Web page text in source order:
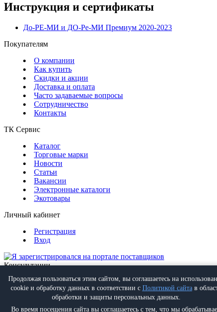
Инструкция и сертификаты
До-РЕ-МИ и ДО-Ре-МИ Премиум 2020-2023
Покупателям
О компании
Как купить
Скидки и акции
Доставка и оплата
Часто задаваемые вопросы
Сотрудничество
Контакты
ТК Сервис
Каталог
Торговые марки
Новости
Статьи
Вакансии
Электронные каталоги
Экотовары
Личный кабинет
Регистрация
Вход
Консультации
Позвонить +7 (495) 988-07-08
Написатьinfo@proff-comfort.ru
Продолжая пользоваться этим сайтом, вы соглашаетесь на
cookie и обработку данных в соответствии с Политикой сайтав
обработки и защиты персональных данных.
Во время посещения сайта вы соглашаетесь с тем, что мы